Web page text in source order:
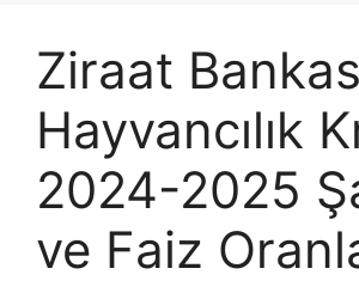
Ziraat
Hayvancılık
2024-2025
ve Faiz